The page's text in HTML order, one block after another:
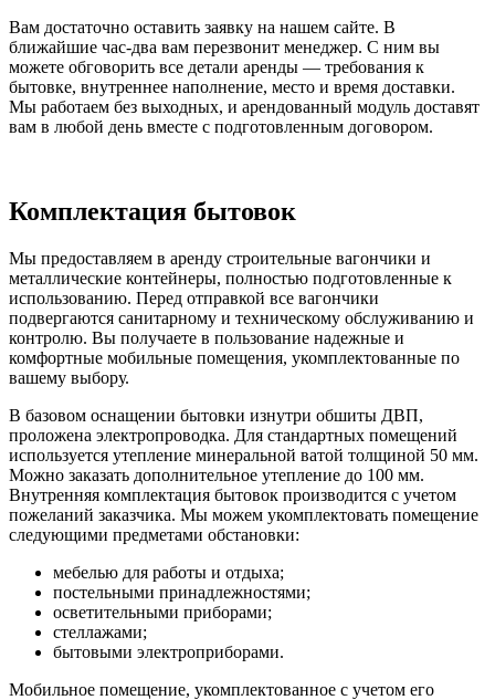
Вам достаточно оставить заявку на нашем сайте. В
ближайшие час-два вам перезвонит менеджер. С ним вы
можете обговорить все детали аренды — требования к
бытовке, внутреннее наполнение, место и время доставки.
Мы работаем без выходных, и арендованный модуль доставят
вам в любой день вместе с подготовленным договором.
Комплектация бытовок
Мы предоставляем в аренду строительные вагончики и
металлические контейнеры, полностью подготовленные к
использованию. Перед отправкой все вагончики
подвергаются санитарному и техническому обслуживанию и
контролю. Вы получаете в пользование надежные и
комфортные мобильные помещения, укомплектованные по
вашему выбору.
В базовом оснащении бытовки изнутри обшиты ДВП,
проложена электропроводка. Для стандартных помещений
используется утепление минеральной ватой толщиной 50 мм.
Можно заказать дополнительное утепление до 100 мм.
Внутренняя комплектация бытовок производится с учетом
пожеланий заказчика. Мы можем укомплектовать помещение
следующими предметами обстановки:
мебелью для работы и отдыха;
постельными принадлежностями;
осветительными приборами;
стеллажами;
бытовыми электроприборами.
Мобильное помещение, укомплектованное с учетом его